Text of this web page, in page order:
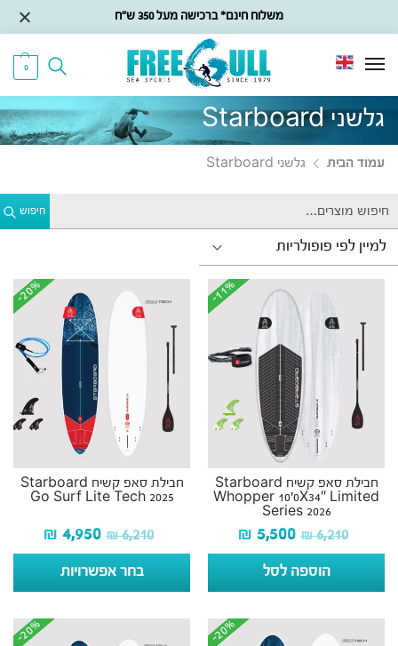
משלוח חינם* ברכישה מעל 350 ש״ח
0
גלשני Starboard
עמוד הבית גלשני Starboard
חיפוש
-11%
-11%
חבילת סאפ קשיח Starboard
Whopper 10’0X34″ Limited
Series 2026
₪6,210
₪ 5,500
הוספה לסל
-20%
-20%
חבילת סאפ קשיח Starboard
Go Surf Lite Tech 2025
₪6,210
₪ 4,950
בחר אפשרויות
-20%
-20%
-20%
-20%